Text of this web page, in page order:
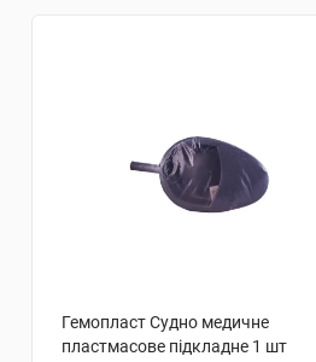
Гемопласт Судно медичне
пластмасове підкладне 1 шт